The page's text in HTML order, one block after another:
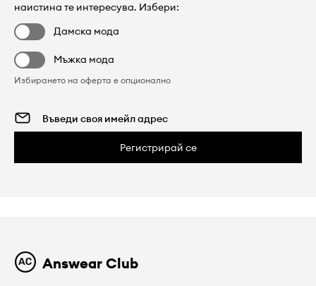
наистина те интересува. Избери:
Дамска мода
Мъжка мода
Избирането на оферта е опционално
Регистрирай се
Answear Club